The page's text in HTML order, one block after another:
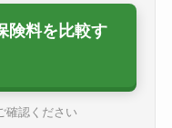
険料を比較す
確認ください